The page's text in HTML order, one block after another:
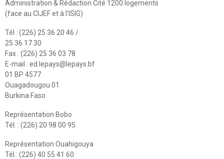
Administration & Rédaction Cité 1200 logements
(face au CIJEF et à l'ISIG)
Tél : (226) 25 36 20 46 /
25 36 17 30
Fax : (226) 25 36 03 78
E-mail : ed.lepays@lepays.bf
01 BP 4577
Ouagadougou 01
Burkina Faso
Représentation Bobo
Tél. : (226) 20 98 00 95
Représentation Ouahigouya
Tél.: (226) 40 55 41 60